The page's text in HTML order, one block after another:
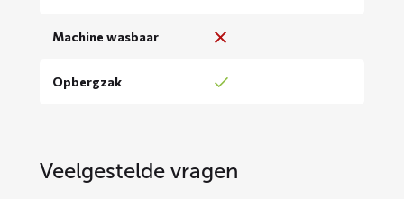
Machine wasbaar
Opbergzak
Veelgestelde vragen